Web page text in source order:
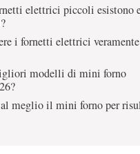
elettrici piccoli esistono
i fornetti elettrici veramente
modelli di mini forno
meglio il mini forno per